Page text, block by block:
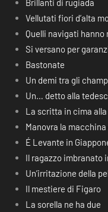
Brillanti di rugiada
Vellutati fiori d’alta
Quelli navigati hanno
Si versano per
Bastonate
Un demi tra gli
Un… detto alla
La scritta in cima alla
Manovra la macchina
É Levante in
Il ragazzo imbranato
Un’irritazione della
Il mestiere di Figaro
La sorella ne ha due